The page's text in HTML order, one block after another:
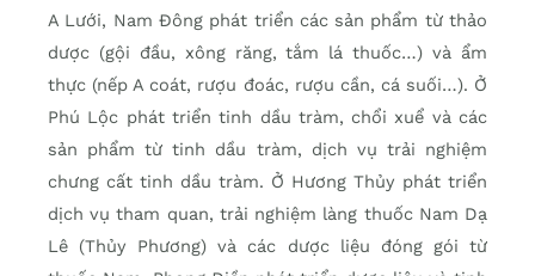
A Lưới, Nam Đông phát triển các sản phẩm từ thảo
dược (gội đầu, xông răng, tắm lá thuốc…) và ẩm
thực (nếp A coát, rượu đoác, rượu cần, cá suối…). Ở
Phú Lộc phát triển tinh dầu tràm, chổi xuể và các
sản phẩm từ tinh dầu tràm, dịch vụ trải nghiệm
chưng cất tinh dầu tràm. Ở Hương Thủy phát triển
dịch vụ tham quan, trải nghiệm làng thuốc Nam Dạ
Lê (Thủy Phương) và các dược liệu đóng gói từ